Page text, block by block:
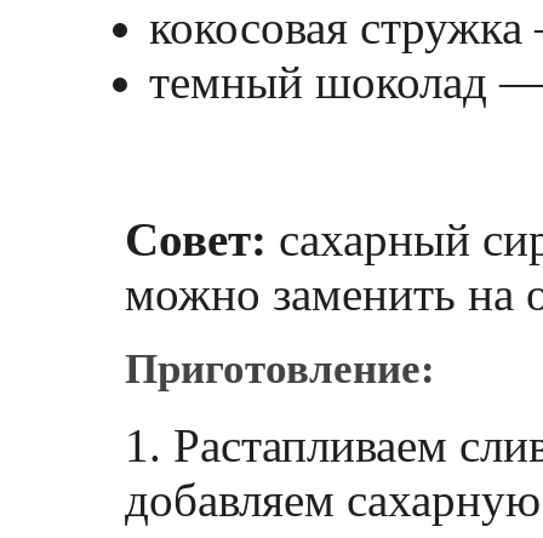
кокосовая стружка
темный шоколад
Совет: сахарный
можно заменить на
Приготовление:
1. Растапливаем
добавляем